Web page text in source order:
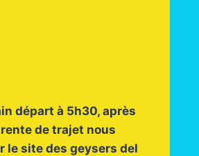
départ à 5h30, après
de trajet nous
le site des geysers del